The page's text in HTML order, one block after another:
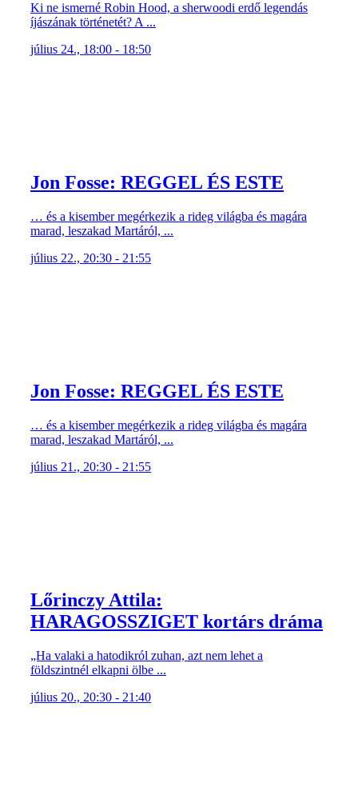
Ki ne ismerné Robin Hood, a sherwoodi erdő legendás
íjászának történetét? A ...
július 24., 18:00 - 18:50
Jon Fosse: REGGEL ÉS ESTE
… és a kisember megérkezik a rideg világba és magára
marad, leszakad Martáról, ...
július 22., 20:30 - 21:55
Jon Fosse: REGGEL ÉS ESTE
… és a kisember megérkezik a rideg világba és magára
marad, leszakad Martáról, ...
július 21., 20:30 - 21:55
Lőrinczy Attila:
HARAGOSSZIGET kortárs dráma
„Ha valaki a hatodikról zuhan, azt nem lehet a
földszintnél elkapni ölbe ...
július 20., 20:30 - 21:40